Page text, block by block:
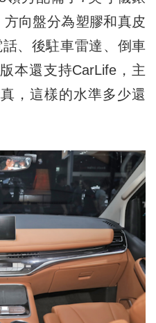
向盤分為塑膠和真皮
、後駐車雷達、倒車
本還支持CarLife，主
，這樣的水準多少還